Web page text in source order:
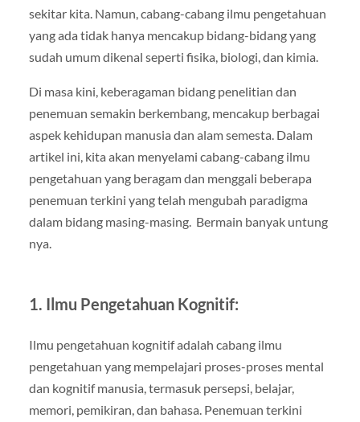
sekitar kita. Namun, cabang-cabang ilmu pengetahuan
yang ada tidak hanya mencakup bidang-bidang yang
sudah umum dikenal seperti fisika, biologi, dan kimia.
Di masa kini, keberagaman bidang penelitian dan
penemuan semakin berkembang, mencakup berbagai
aspek kehidupan manusia dan alam semesta. Dalam
artikel ini, kita akan menyelami cabang-cabang ilmu
pengetahuan yang beragam dan menggali beberapa
penemuan terkini yang telah mengubah paradigma
dalam bidang masing-masing. Bermain banyak untung
nya.
1. Ilmu Pengetahuan Kognitif:
Ilmu pengetahuan kognitif adalah cabang ilmu
pengetahuan yang mempelajari proses-proses mental
dan kognitif manusia, termasuk persepsi, belajar,
memori, pemikiran, dan bahasa. Penemuan terkini